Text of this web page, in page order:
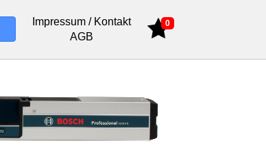
Impressum / Kontakt
AGB
0